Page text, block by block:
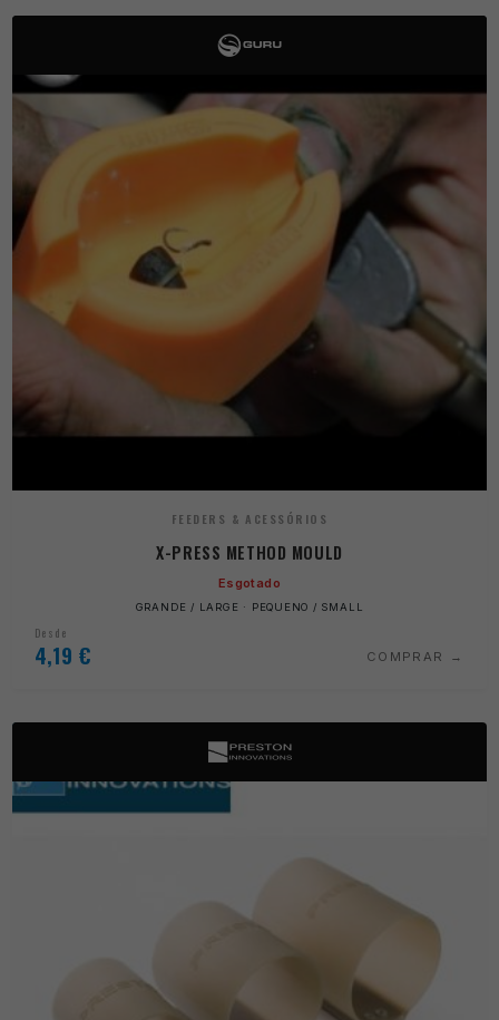
FEEDERS & ACESSÓRIOS
X-PRESS METHOD MOULD
Esgotado
GRANDE / LARGE · PEQUENO / SMALL
Desde
4,19 € COMPRAR